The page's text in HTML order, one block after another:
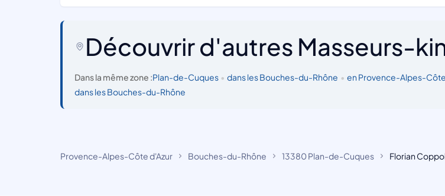
Découvrir d'autres Masseurs-
Dans la même zone :Plan-de-Cuques • dans les Bouches-du-Rhône • en Provence-Alpes-
dans les Bouches-du-Rhône
Provence-Alpes-Côte d'Azur Bouches-du-Rhône 13380 Plan-de-Cuques Florian